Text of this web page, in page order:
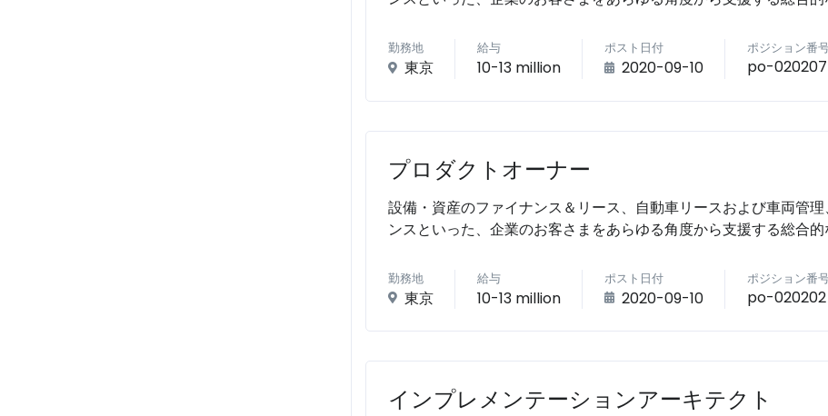
勤務地
東京
給与
10-13 million
ポスト日付
2020-09-10
ポジション番
po-020207
プロダクトオーナー
設備・資産のファイナンス＆リース、自動車リースおよび車両管
ンスといった、企業のお客さまをあらゆる角度から支援する総合
勤務地
東京
給与
10-13 million
ポスト日付
2020-09-10
ポジション番
po-020202
インプレメンテーションアーキテクト